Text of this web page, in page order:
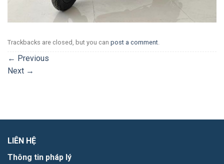
Trackbacks are closed, but you can post a comment.
← Previous
Next →
LIÊN HỆ
Thông tin pháp lý